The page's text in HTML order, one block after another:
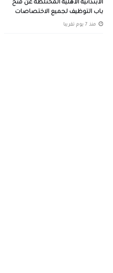
الابتدائية الاهلية المختلطة عن فتح
باب التوظيف لجميع الاختصاصات
منذ 7 يوم تقريبا